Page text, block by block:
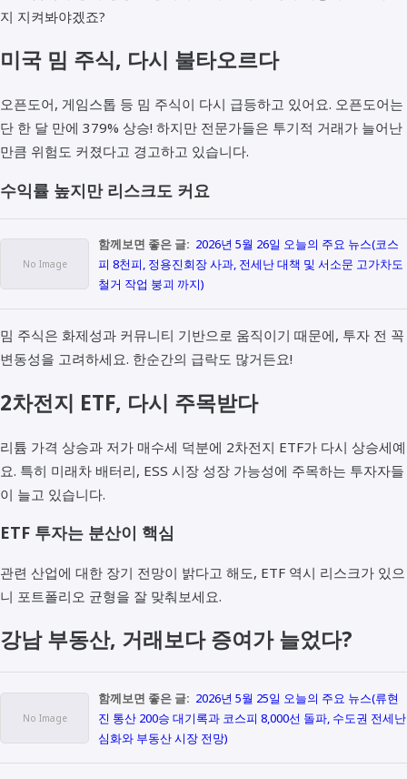
지 지켜봐야겠죠?
미국 밈 주식, 다시 불타오르다
오픈도어, 게임스톱 등 밈 주식이 다시 급등하고 있어요. 오픈도어는
단 한 달 만에 379% 상승! 하지만 전문가들은 투기적 거래가 늘어난
만큼 위험도 커졌다고 경고하고 있습니다.
수익률 높지만 리스크도 커요
함께보면 좋은 글: 2026년 5월 26일 오늘의 주요 뉴스(코스
피 8천피, 정용진회장 사과, 전세난 대책 및 서소문 고가차도
철거 작업 붕괴 까지)
밈 주식은 화제성과 커뮤니티 기반으로 움직이기 때문에, 투자 전 꼭
변동성을 고려하세요. 한순간의 급락도 많거든요!
2차전지 ETF, 다시 주목받다
리튬 가격 상승과 저가 매수세 덕분에 2차전지 ETF가 다시 상승세예
요. 특히 미래차 배터리, ESS 시장 성장 가능성에 주목하는 투자자들
이 늘고 있습니다.
ETF 투자는 분산이 핵심
관련 산업에 대한 장기 전망이 밝다고 해도, ETF 역시 리스크가 있으
니 포트폴리오 균형을 잘 맞춰보세요.
강남 부동산, 거래보다 증여가 늘었다?
함께보면 좋은 글: 2026년 5월 25일 오늘의 주요 뉴스(류현
진 통산 200승 대기록과 코스피 8,000선 돌파, 수도권 전세난
심화와 부동산 시장 전망)